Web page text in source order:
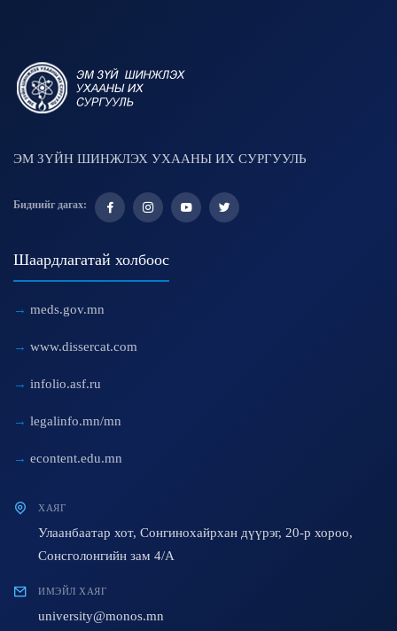
ЭМ ЗҮЙН ШИНЖЛЭХ УХААНЫ ИХ СУРГУУЛЬ
Биднийг дагах:
Шаардлагатай холбоос
meds.gov.mn
www.dissercat.com
infolio.asf.ru
legalinfo.mn/mn
econtent.edu.mn
ХАЯГ
Улаанбаатар хот, Сонгинохайрхан дүүрэг, 20-р хороо,
Сонсголонгийн зам 4/A
ИМЭЙЛ ХАЯГ
university@monos.mn